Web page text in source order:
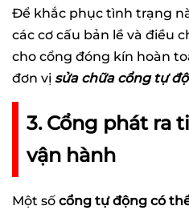
Để khắc phục tình trạng
các cơ cấu bản lề và điều
cho cổng đóng kín hoàn
đơn vị sửa chữa cổng tự
3. Cổng phát ra
vận hành
Một số cổng tự động có